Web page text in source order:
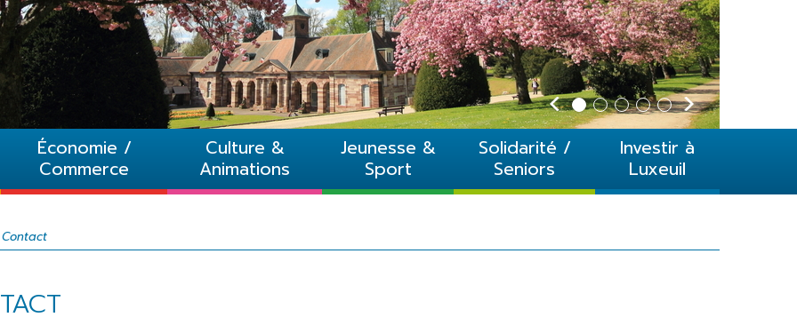
3 4 5
Économie /
Commerce
L'intercommunalité
Culture &
Animations
Cinéma
Jeunesse &
Sport
Solidarité /
Seniors
Investir à
Luxeuil
Contact